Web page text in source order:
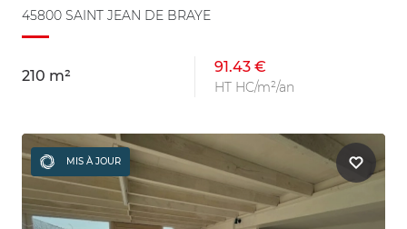
45800 SAINT JEAN DE BRAYE
210 m²
91.43 €
HT HC/m²/an
MIS À JOUR